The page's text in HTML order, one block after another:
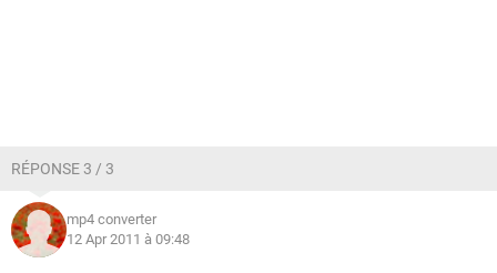
RÉPONSE 3 / 3
mp4 converter
12 Apr 2011 à 09:48